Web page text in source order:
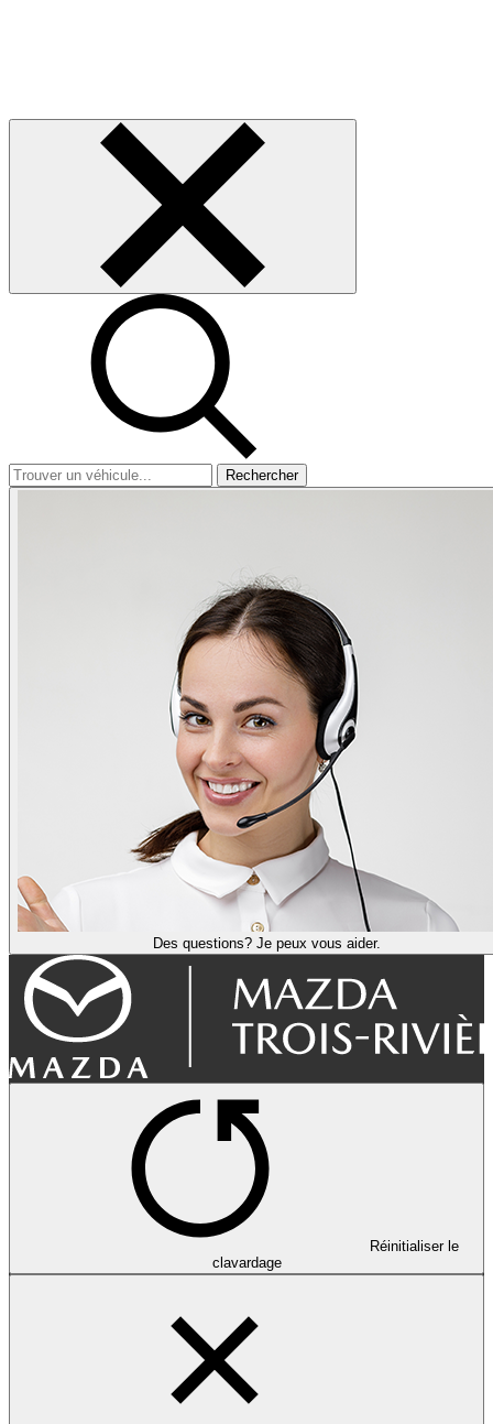
Rechercher
Des questions? Je peux vous aider.
Réinitialiser le
clavardage